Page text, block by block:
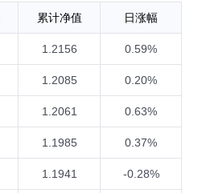
累计净值 日涨幅
1.2156 0.59%
1.2085 0.20%
1.2061 0.63%
1.1985 0.37%
1.1941 -0.28%